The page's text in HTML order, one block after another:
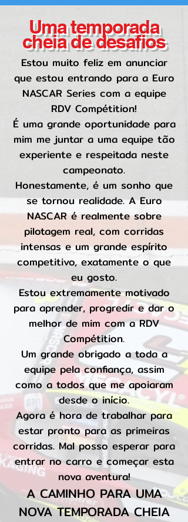
Uma temporada
cheia de desafios
Estou muito feliz em anunciar
que estou entrando para a Euro
NASCAR Series com a equipe
RDV Compétition!
É uma grande oportunidade para
mim me juntar a uma equipe tão
experiente e respeitada neste
campeonato.
Honestamente, é um sonho que
se tornou realidade. A Euro
NASCAR é realmente sobre
pilotagem real, com corridas
intensas e um grande espírito
competitivo, exatamente o que
eu gosto.
Estou extremamente motivado
para aprender, progredir e dar o
melhor de mim com a RDV
Compétition.
Um grande obrigado a toda a
equipe pela confiança, assim
como a todos que me apoiaram
desde o início.
Agora é hora de trabalhar para
estar pronto para as primeiras
corridas. Mal posso esperar para
entrar no carro e começar esta
nova aventura!
A CAMINHO PARA UMA
NOVA TEMPORADA CHEIA